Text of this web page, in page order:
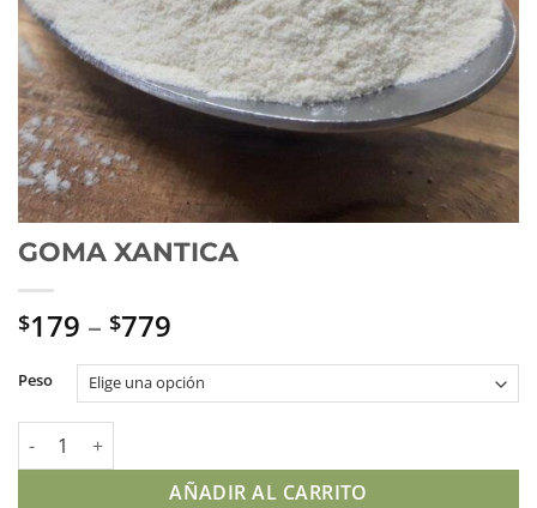
GOMA XANTICA
$179 – $779
Peso
GOMA XANTICA cantidad
AÑADIR AL CARRITO